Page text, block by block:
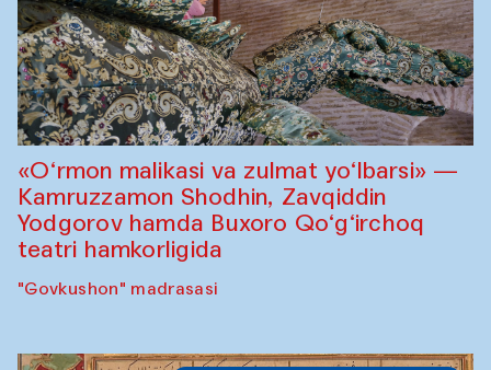
«O‘rmon malikasi va zulmat yo‘lbarsi» —
Kamruzzamon Shodhin, Zavqiddin
Yodgorov hamda Buxoro Qo‘g‘irchoq
teatri hamkorligida
"Govkushon" madrasasi